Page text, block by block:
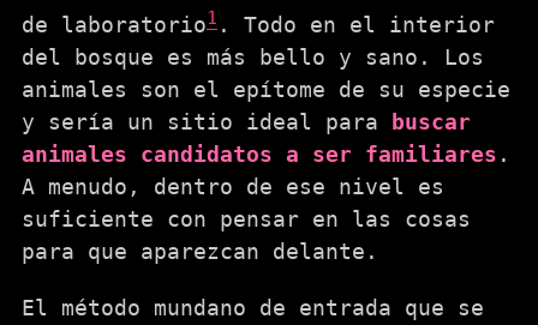
de laboratorio1 . Todo en el interior
del bosque es más bello y sano. Los
animales son el epítome de su especie
y sería un sitio ideal para buscar
animales candidatos a ser familiares .
A menudo, dentro de ese nivel es
suficiente con pensar en las cosas
para que aparezcan delante.
El método mundano de entrada que se